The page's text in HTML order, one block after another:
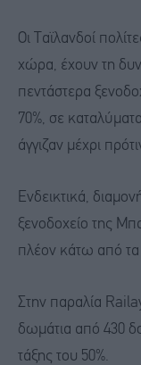
Οι Ταϊλανδοί
χώρα, έχουν τη
πεντάστερα
70%, σε
άγγιζαν μέχρι
Ενδεικτικά,
ξενοδοχείο της
πλέον κάτω από τα
Στην παραλία
δωμάτια από 430
τάξης του 50%.